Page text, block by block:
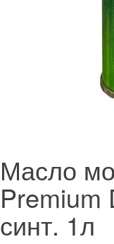
Масло
Premium
синт. 1л